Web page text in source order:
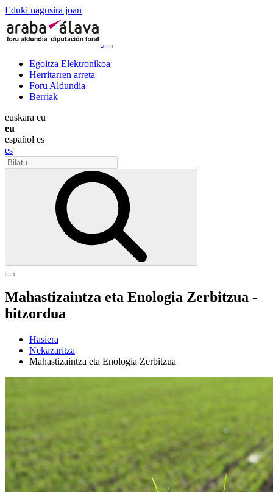
Eduki nagusira joan
Egoitza Elektronikoa
Herritarren arreta
Foru Aldundia
Berriak
euskara eu
eu |
español es
es
Mahastizaintza eta Enologia Zerbitzua -
hitzordua
Hasiera
Nekazaritza
Mahastizaintza eta Enologia Zerbitzua